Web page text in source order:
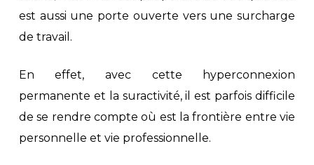
est aussi une porte ouverte vers une surcharge
de travail.
En effet, avec cette hyperconnexion
permanente et la suractivité, il est parfois difficile
de se rendre compte où est la frontière entre vie
personnelle et vie professionnelle.